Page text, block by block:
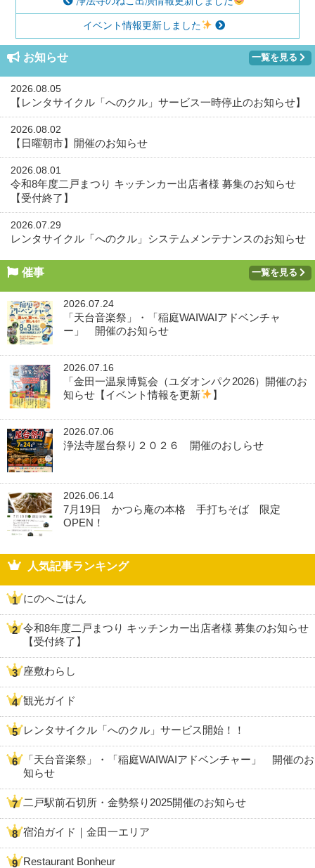
イベント情報更新しました
お知らせ 一覧を見る
2026.08.05
【レンタサイクル「へのクル」サービス一時停止のお知らせ】
2026.08.02
【日曜朝市】開催のお知らせ
2026.08.01
令和8年度二戸まつり キッチンカー出店者様 募集のお知らせ
【受付終了】
2026.07.29
レンタサイクル「へのクル」システムメンテナンスのお知らせ
催事 一覧を見る
2026.07.24
「天台音楽祭」・「稲庭WAIWAIアドベンチャ
ー」 開催のお知らせ
2026.07.16
「金田一温泉博覧会（ユダオンパク2026）開催のお
知らせ【イベント情報を更新
】
2026.07.06
浄法寺屋台祭り２０２６ 開催のおしらせ
2026.06.14
7月19日 かつら庵の本格 手打ちそば 限定
OPEN！
人気記事ランキング
にのへごはん
令和8年度二戸まつり キッチンカー出店者様 募集のお知らせ
【受付終了】
座敷わらし
観光ガイド
レンタサイクル「へのクル」サービス開始！！
「天台音楽祭」・「稲庭WAIWAIアドベンチャー」 開催のお
知らせ
二戸駅前石切所・金勢祭り2025開催のお知らせ
宿泊ガイド｜金田一エリア
Restaurant Bonheur